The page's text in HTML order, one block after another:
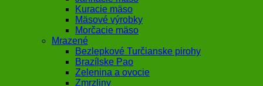
Kuracie mäso
Mäsové výrobky
Morčacie mäso
Mrazené
Bezlepkové Turčianske pirohy
Brazílske Pao
Zelenina a ovocie
Zmrzliny